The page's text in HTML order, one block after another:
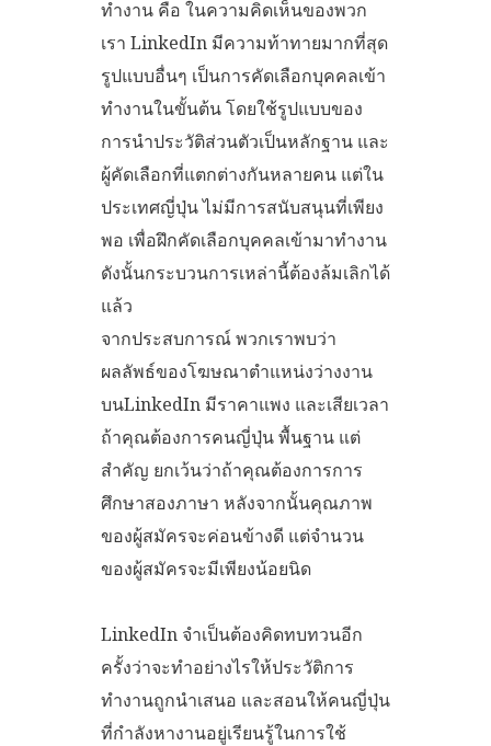
ทำงาน คือ ในความคิดเห็นของพวก
เรา LinkedIn มีความท้าทายมากที่สุด
รูปแบบอื่นๆ เป็นการคัดเลือกบุคคลเข้า
ทำงานในขั้นต้น โดยใช้รูปแบบของ
การนำประวัติส่วนตัวเป็นหลักฐาน และ
ผู้คัดเลือกที่แตกต่างกันหลายคน แต่ใน
ประเทศญี่ปุ่น ไม่มีการสนับสนุนที่เพียง
พอ เพื่อฝึกคัดเลือกบุคคลเข้ามาทำงาน
ดังนั้นกระบวนการเหล่านี้ต้องล้มเลิกได้
แล้ว
จากประสบการณ์ พวกเราพบว่า
ผลลัพธ์ของโฆษณาตำแหน่งว่างงาน
บนLinkedIn มีราคาแพง และเสียเวลา
ถ้าคุณต้องการคนญี่ปุ่น พื้นฐาน แต่
สำคัญ ยกเว้นว่าถ้าคุณต้องการการ
ศึกษาสองภาษา หลังจากนั้นคุณภาพ
ของผู้สมัครจะค่อนข้างดี แต่จำนวน
ของผู้สมัครจะมีเพียงน้อยนิด
LinkedIn จำเป็นต้องคิดทบทวนอีก
ครั้งว่าจะทำอย่างไรให้ประวัติการ
ทำงานถูกนำเสนอ และสอนให้คนญี่ปุ่น
ที่กำลังหางานอยู่เรียนรู้ในการใช้